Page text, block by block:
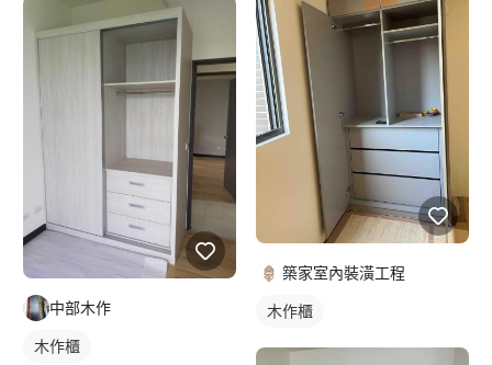
中部木作
木作櫃
築家室內裝潢工程
木作櫃